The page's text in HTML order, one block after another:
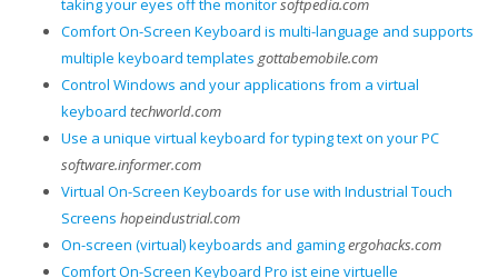
taking your eyes off the monitorsoftpedia.com
Comfort On-Screen Keyboard is multi-language and supports
multiple keyboard templates gottabemobile.com
Control Windows and your applications from a virtual
keyboard techworld.com
Use a unique virtual keyboard for typing text on your PC
software.informer.com
Virtual On-Screen Keyboards for use with Industrial Touch
Screens hopeindustrial.com
On-screen (virtual) keyboards and gamingergohacks.com
Comfort On-Screen Keyboard Pro ist eine virtuelle